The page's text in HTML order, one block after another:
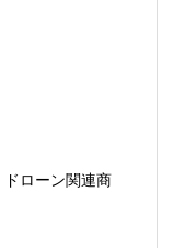
ドローン関連商